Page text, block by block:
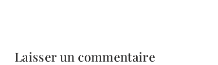
Laisser un commentaire